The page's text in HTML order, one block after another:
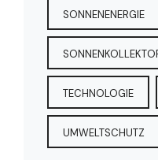
SONNENENERGIE
TECHNOLOGIE
UMWELTSCHUTZ